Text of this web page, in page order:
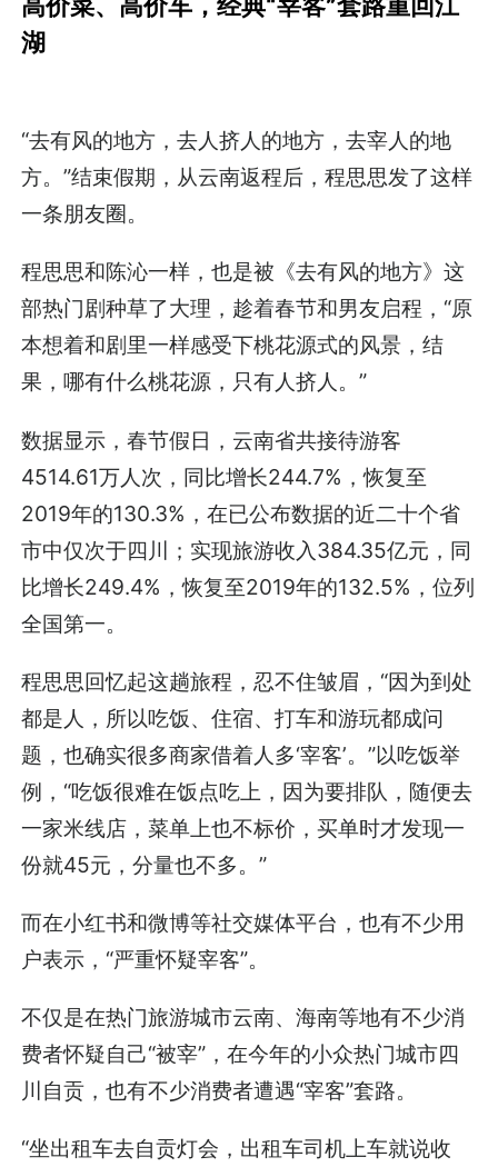
高价菜、高价车，经典“宰客”套路重回江
湖
“去有风的地方，去人挤人的地方，去宰人的地
方。”结束假期，从云南返程后，程思思发了这样
一条朋友圈。
程思思和陈沁一样，也是被《去有风的地方》这
部热门剧种草了大理，趁着春节和男友启程，“原
本想着和剧里一样感受下桃花源式的风景，结
果，哪有什么桃花源，只有人挤人。”
数据显示，春节假日，云南省共接待游客
4514.61万人次，同比增长244.7%，恢复至
2019年的130.3%，在已公布数据的近二十个省
市中仅次于四川；实现旅游收入384.35亿元，同
比增长249.4%，恢复至2019年的132.5%，位列
全国第一。
程思思回忆起这趟旅程，忍不住皱眉，“因为到处
都是人，所以吃饭、住宿、打车和游玩都成问
题，也确实很多商家借着人多‘宰客’。”以吃饭举
例，“吃饭很难在饭点吃上，因为要排队，随便去
一家米线店，菜单上也不标价，买单时才发现一
份就45元，分量也不多。”
而在小红书和微博等社交媒体平台，也有不少用
户表示，“严重怀疑宰客”。
不仅是在热门旅游城市云南、海南等地有不少消
费者怀疑自己“被宰”，在今年的小众热门城市四
川自贡，也有不少消费者遭遇“宰客”套路。
“坐出租车去自贡灯会，出租车司机上车就说收